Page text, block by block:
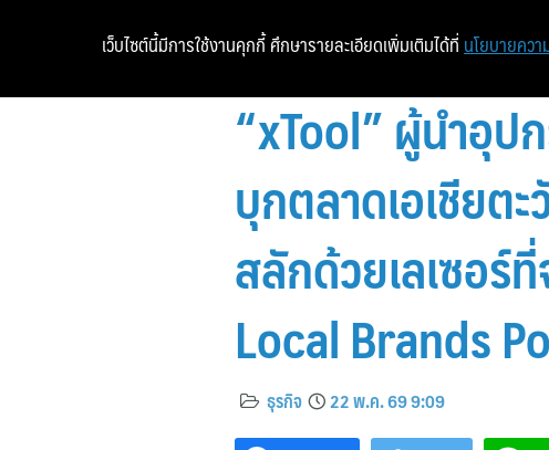
“xTool” ผู้นำอุป
บุกตลาดเอเชียต
สลักด้วยเลเซอร์
Local Brands
ธุรกิจ 22 พ.ค. 69 9:09
เว็บไซต์นี้มีการใช้งานคุกกี้ ศึกษารายละเอียดเพิ่มเติมได้ที่ นโยบายควา